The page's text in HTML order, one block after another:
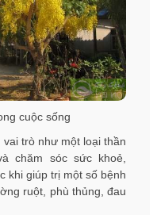
cuộc sống
trò như một loại thần
chăm sóc sức khoẻ,
khi giúp trị một số bệnh
ruột, phù thủng, đau